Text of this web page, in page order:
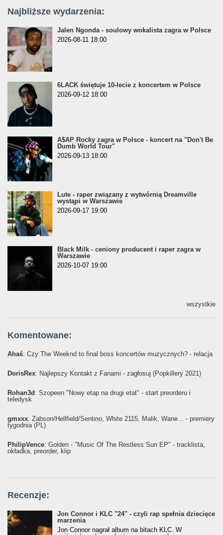
Najbliższe wydarzenia:
Jalen Ngonda - soulowy wokalista zagra w Polsce
2026-08-11 18:00
6LACK świętuje 10-lecie z koncertem w Polsce
2026-09-12 18:00
A$AP Rocky zagra w Polsce - koncert na "Don't Be
Dumb World Tour"
2026-09-13 18:00
Lute - raper związany z wytwórnią Dreamville
wystąpi w Warszawie
2026-09-17 19:00
Black Milk - ceniony producent i raper zagra w
Warszawie
2026-10-07 19:00
wszystkie
Komentowane:
Ahaś: Czy The Weeknd to final boss koncertów muzycznych? - relacja
DorisRex: Najlepszy Kontakt z Fanami - zagłosuj (Popkillery 2021)
Rohan3d : Szopeen "Nowy etap na drugi etat" - start preorderu i
teledysk
gmxxx: Żabson/Hellfield/Sentino, White 2115, Malik, Wane... - premiery
tygodnia (PL)
PhilipVence: Golden - "Music Of The Restless Sun EP" - tracklista,
okładka, preorder, klip
Recenzje:
Jon Connor i KLC "24" - czyli rap spełnia dziecięce
marzenia
Jon Connor nagrał album na bitach KLC. W